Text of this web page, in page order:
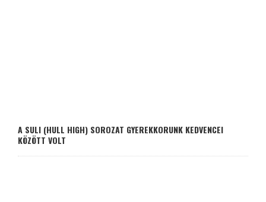
A SULI (HULL HIGH) SOROZAT GYEREKKORUNK KEDVENCEI
KÖZÖTT VOLT